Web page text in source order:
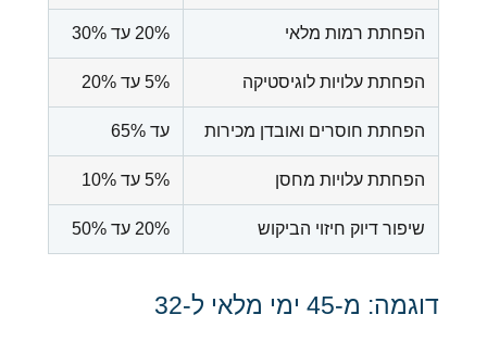
הפחתת רמות מלאי 20% עד 30%
הפחתת עלויות לוגיסטיקה 5% עד 20%
הפחתת חוסרים ואובדן מכירות עד 65%
הפחתת עלויות מחסן 5% עד 10%
שיפור דיוק חיזוי הביקוש 20% עד 50%
דוגמה: מ-45 ימי מלאי ל-32